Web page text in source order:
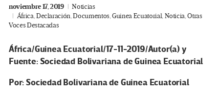
noviembre 17, 2019
Noticias
África,Declaración,Documentos,Guinea Ecuatorial,Noticia,Otras
Voces Destacadas
África/Guinea Ecuatorial/17-11-2019/Autor(a) y
Fuente: Sociedad Bolivariana de Guinea Ecuatorial
Por: Sociedad Bolivariana de Guinea Ecuatorial